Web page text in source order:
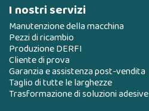
I nostri servizi
Manutenzione della macchina
Pezzi di ricambio
Produzione DERFI
Cliente di prova
Garanzia e assistenza post-vendita
Taglio di tutte le larghezze
Trasformazione di soluzioni adesive